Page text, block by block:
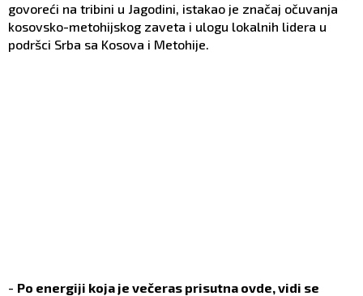
govoreći na tribini u Jagodini, istakao je značaj očuvanja
kosovsko-metohijskog zaveta i ulogu lokalnih lidera u
podršci Srba sa Kosova i Metohije.
- Po energiji koja je večeras prisutna ovde, vidi se